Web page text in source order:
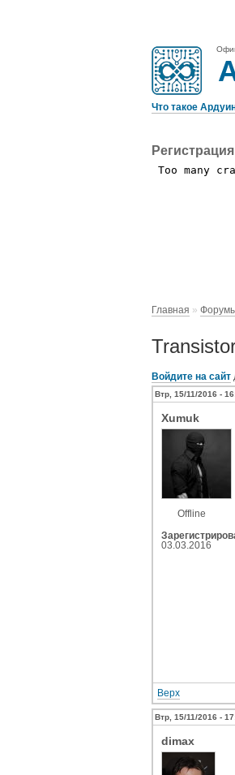
Что такое
Главная »
Войдите на сайт
Втр, 15/11/2016 -
Xumuk
Offline
03.03.2016
Верх
Втр, 15/11/2016 -
dimax